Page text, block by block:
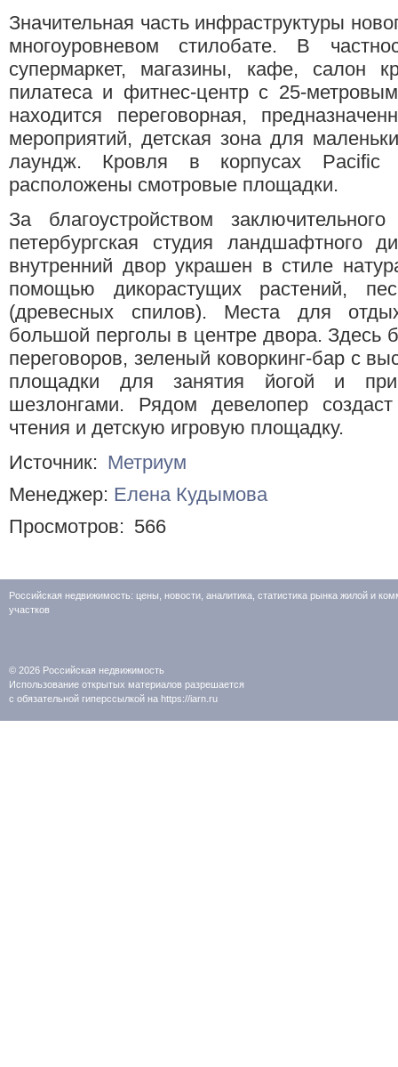
Значительная часть инфраструктуры
многоуровневом стилобате. В
супермаркет, магазины, кафе, салон
пилатеса и фитнес-центр с 25-
находится переговорная,
мероприятий, детская зона для
лаундж. Кровля в корпусах Pacific
расположены смотровые площадки.
За благоустройством
петербургская студия ландшафтного
внутренний двор украшен в стиле
помощью дикорастущих растений,
(древесных спилов). Места для
большой перголы в центре двора. Здесь
переговоров, зеленый коворкинг-бар с
площадки для занятия йогой и
шезлонгами. Рядом девелопер
чтения и детскую игровую площадку.
Источник: Метриум
Менеджер: Елена Кудымова
Просмотров: 566
Российская недвижимость: цены, новости, аналитика, статистика рынка жилой и
участков
© 2026 Российская недвижимость
Использование открытых материалов разрешается
с обязательной гиперссылкой на https://iarn.ru